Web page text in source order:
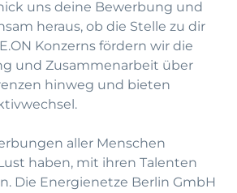
uns deine Bewerbung und
heraus, ob die Stelle zu dir
Konzerns fördern wir die
und Zusammenarbeit über
hinweg und bieten
aller Menschen
haben, mit ihren Talenten
Die Energienetze Berlin GmbH